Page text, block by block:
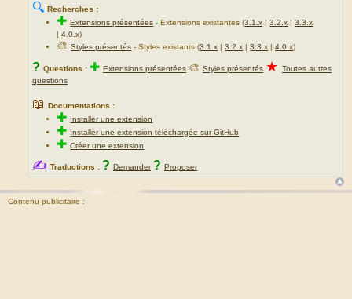
🔍 Recherches :
✚Extensions présentées - Extensions existantes (3.1.x |3.2.x |3.3.x
|4.0.x)
🎨Styles présentés - Styles existants (3.1.x |3.2.x |3.3.x |4.0.x)
? Questions : ✚ Extensions présentées 🎨 Styles présentés ★ Toutes autres
questions
📖 Documentations :
✚ Installer une extension
✚ Installer une extension téléchargée sur GitHub
✚Créer une extension
✍ Traductions : ? Demander ? Proposer
Contenu publicitaire :